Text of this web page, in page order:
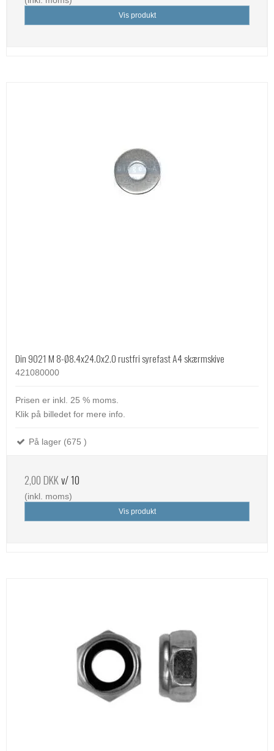
Vis produkt
Din 9021 M 8-Ø8.4x24.0x2.0 rustfri syrefast A4 skærmskive
421080000
Prisen er inkl. 25 % moms.
Klik på billedet for mere info.
På lager (675 )
2,00 DKKv/ 10
(inkl. moms)
Vis produkt